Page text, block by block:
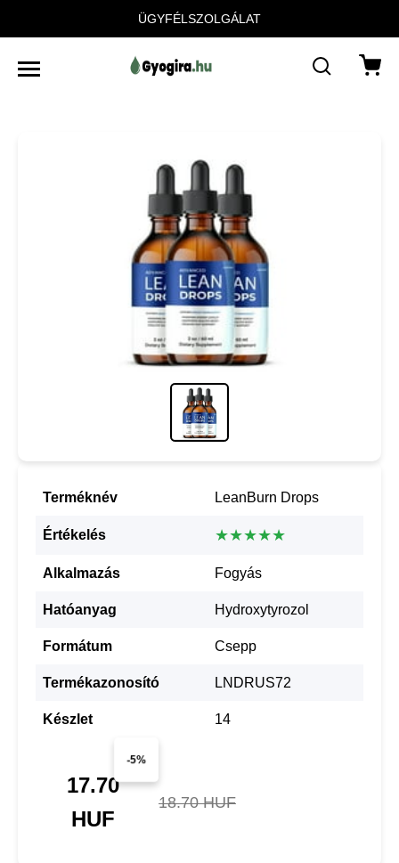
ÜGYFÉLSZOLGÁLAT
Terméknév LeanBurn Drops
Értékelés ★★★★★
Alkalmazás Fogyás
Hatóanyag Hydroxytyrozol
Formátum Csepp
Termékazonosító LNDRUS72
Készlet 14
-5%
17.70
HUF
18.70 HUF